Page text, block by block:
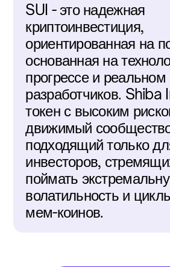
SUI - это надежная
криптоинвестиция,
ориентированная на
основанная на
прогрессе и реальном
разработчиков. Shiba
токен с высоким
движимый
подходящий только
инвесторов,
поймать
волатильность и
мем-коинов.